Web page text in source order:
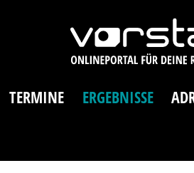
TERMINE ERGEBNISSE